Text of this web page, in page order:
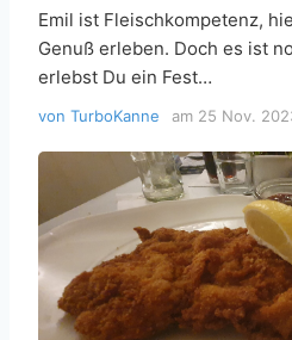
Emil ist Fleischkompetenz,
Genuß erleben. Doch es ist
erlebst Du ein Fest…
von TurboKanne am 25 Nov.